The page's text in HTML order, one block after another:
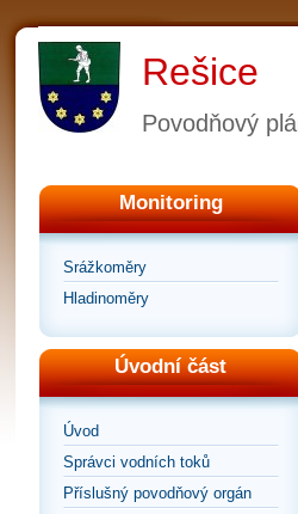
Rešice
Povodňový
Monitoring
Srážkoměry
Hladinoměry
Úvodní část
Úvod
Správci vodních toků
Příslušný povodňový orgán